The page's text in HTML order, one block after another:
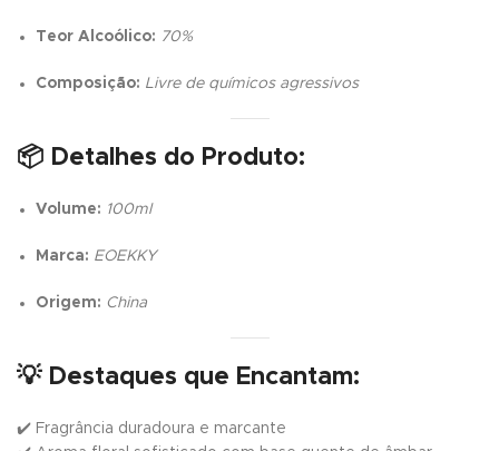
Teor Alcoólico: 70%
Composição: Livre de químicos agressivos
📦 Detalhes do Produto:
Volume: 100ml
Marca: EOEKKY
Origem: China
💡 Destaques que Encantam:
✔️ Fragrância duradoura e marcante